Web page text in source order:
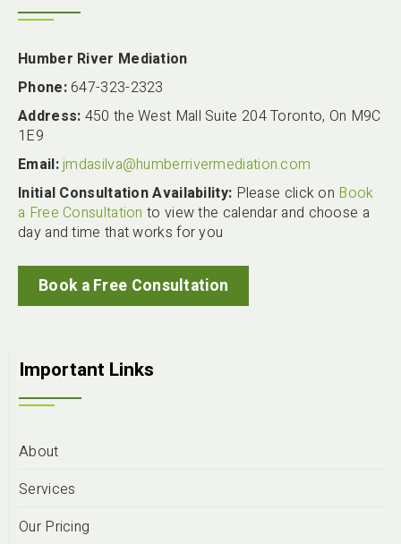
Humber River Mediation
Phone:647-323-2323
Address: 450 the West Mall Suite 204 Toronto, On M9C
1E9
Email:jmdasilva@humberrivermediation.com
Initial Consultation Availability: Please click on Book
a Free Consultation to view the calendar and choose a
day and time that works for you
Book a Free Consultation
Important Links
About
Services
Our Pricing